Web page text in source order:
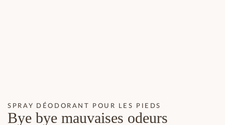
SPRAY DÉODORANT POUR LES PIEDS
Bye bye mauvaises odeurs